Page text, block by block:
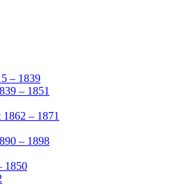
– 1839
– 1851
– 1871
– 1898
1850